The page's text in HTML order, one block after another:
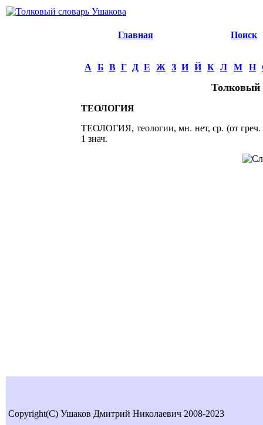
Главная Поиск
А Б В Г Д Е Ж З И Й К Л М Н
Толковый
ТЕОЛОГИЯ
ТЕОЛОГИЯ, теологии, мн. нет, ср. (от греч.
1 знач.
Copyright(C) Ушаков Дмитрий Николаевич 2008-2023